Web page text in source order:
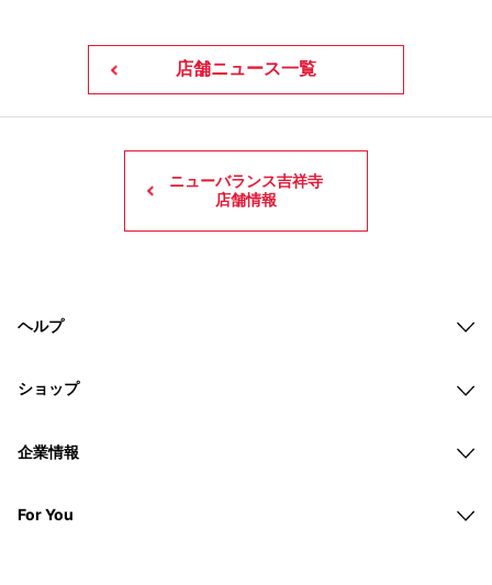
店舗ニュース一覧
ニューバランス吉祥寺
店舗情報
ヘルプ
ショップ
企業情報
For You